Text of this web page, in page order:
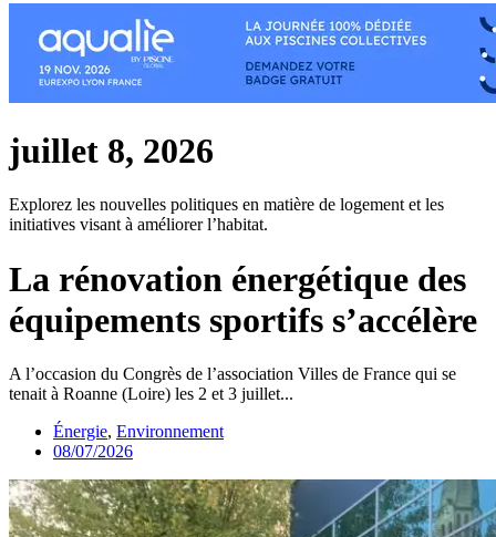
juillet 8, 2026
Explorez les nouvelles politiques en matière de logement et les
initiatives visant à améliorer l’habitat.
La rénovation énergétique des
équipements sportifs s’accélère
A l’occasion du Congrès de l’association Villes de France qui se
tenait à Roanne (Loire) les 2 et 3 juillet...
Énergie, Environnement
08/07/2026